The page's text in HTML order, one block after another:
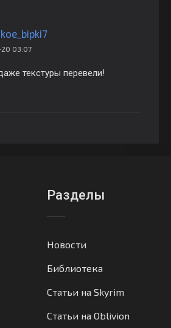
03:07
текстуры перевели!
Разделы
Новости
Библиотека
Статьи на Skyrim
Статьи на Oblivion